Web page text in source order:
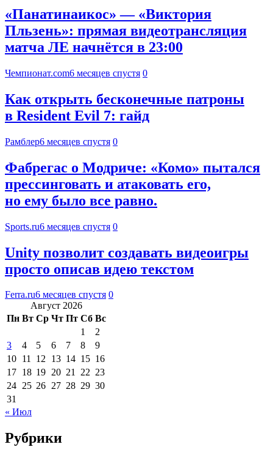
«Панатинаикос» — «Виктория
Пльзень»: прямая видеотрансляция
матча ЛЕ начнётся в 23:00
Чемпионат.com6 месяцев спустя 0
Как открыть бесконечные патроны
в Resident Evil 7: гайд
Рамблер6 месяцев спустя 0
Фабрегас о Модриче: «Комо» пытался
прессинговать и атаковать его,
но ему было все равно.
Sports.ru6 месяцев спустя 0
Unity позволит создавать видеоигры
просто описав идею текстом
Ferra.ru6 месяцев спустя 0
Август 2026
Пн Вт Ср Чт Пт Сб Вс
1
2
3
4 5 6 7 8
9
10 11 12 13 14 15 16
17 18 19 20 21 22 23
24 25 26 27 28 29 30
31
« Июл
Рубрики